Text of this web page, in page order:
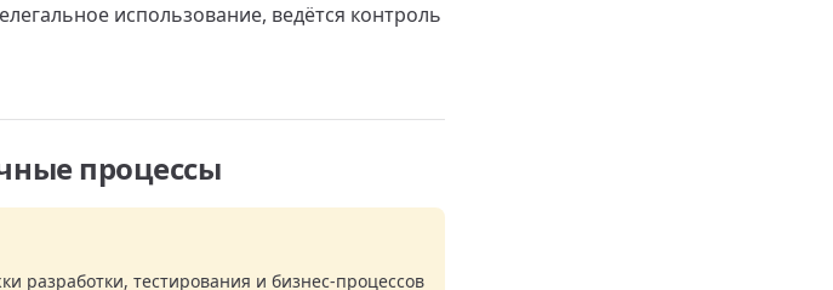
использование, ведётся контроль
процессы
разработки, тестирования и бизнес-процессов